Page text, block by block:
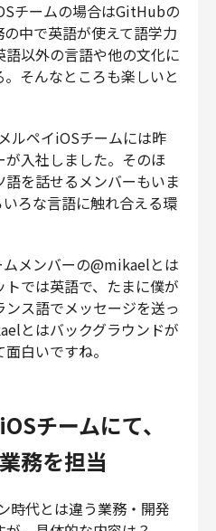
チームの場合はGitHubの
中で英語が使えて語学力
以外の言語や他の文化に
そんなところも楽しいと
ルペイiOSチームには昨
入社しました。そのほ
を話せるメンバーもいま
ろな言語に触れ合える環
ムメンバーの@mikaelとは
では英語で、たまに僕が
ス語でメッセージを送っ
とはバックグラウンドが
白いですね。
チームにて、
務を担当
時代とは違う業務・開発